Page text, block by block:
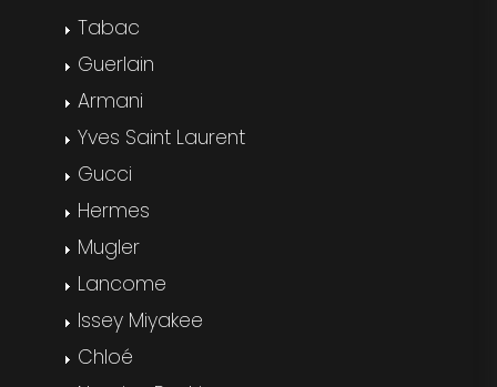
Tabac
Guerlain
Armani
Yves Saint Laurent
Gucci
Hermes
Mugler
Lancome
Issey Miyakee
Chloé